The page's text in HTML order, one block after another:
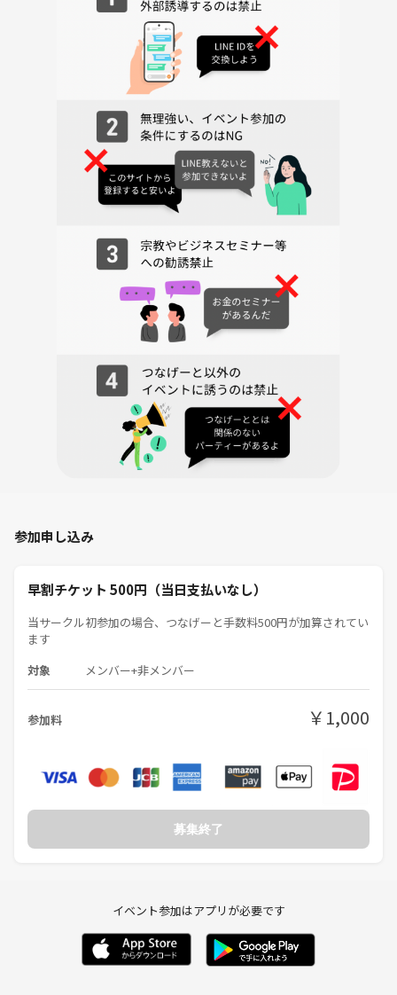
＜当日の流れ目安 （時間変更可能性あり。）＞
●19:00 集合 チーム分け・自己紹介
※集合場所は、参加する謎解きによって日本橋兜町／錦糸町周辺
日程が近くなりましたらメッセージルームでご案内しますの
で、ご確認ください。
●19:10 謎解き開始（目安）
●20:30 謎解き終了（目安）
●ご飯・飲み(希望者のみ)
・カメラ機能を搭載し、二次元コードを読み取ることのできるスマート
・遊びゴコロとスマホの充電をたっぷりと。
・8名定員でスタートしますが、信頼できるリピートの方が多い場合に
は増枠を検討します。
・つなげーとの決済料（8%）、企画運営にあたる費用・キャンセルリ
スク対応費用に当てさせていただきます。
＜これまでの「謎ゲート」企画＞
楽しんできました。
・2025年3月：謎ゲート＠都立中央図書館！
・2025年6月：謎ゲート＠マンションギャラリー！
・2025年7月：謎ゲート＠本屋-書泉グランデ！
・2025年8月：謎ゲート＠商業施設-PARCO
・2025年9月：謎ゲート＠下町謎解き散歩（浅草橋／蔵前） ／ 板橋謎解
・2025年11月：謎ゲート＠東京メトロ８番出口脱出 ／下町散歩（深川
・2025年12月：謎ゲート＠下町散歩（城東）／ 渋谷イルミ散歩／東京
参加申し込み
早割チケット 500円（当日支払いなし）
当サークル初参加の場合、つなげーと手数料500円が加算されてい
ます
対象 メンバー+非メンバー
参加料 ￥1,000
募集終了
イベント参加はアプリが必要です